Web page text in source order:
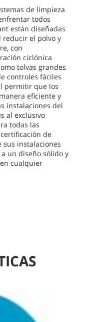
de limpieza
todos
están diseñadas
reducir el polvo y
con
ciclónica
tolvas grandes
controles fáciles
permitir que los
eficiente y
instalaciones del
al exclusivo
todas las
de
sus instalaciones
un diseño sólido y
cualquier